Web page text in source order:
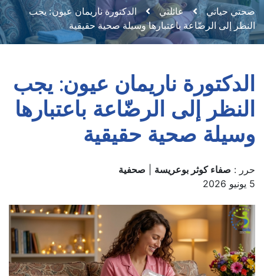
صحتي حياتي عائلتي
الدكتورة ناريمان عيون: يجب
النظر إلى الرضّاعة باعتبارها وسيلة صحية حقيقية
الدكتورة ناريمان عيون: يجب
النظر إلى الرضّاعة باعتبارها
وسيلة صحية حقيقية
حرر : صفاء كوثر بوعريسة
صحفية
5 يونيو 2026